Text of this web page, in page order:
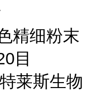
精细粉末
目
莱斯生物